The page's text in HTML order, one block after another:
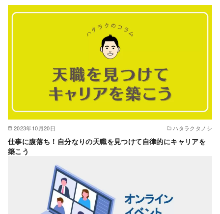
2023年10月20日 ハタラクタノシ
仕事に腹落ち！自分なりの天職を見つけて自律的にキャリアを
築こう